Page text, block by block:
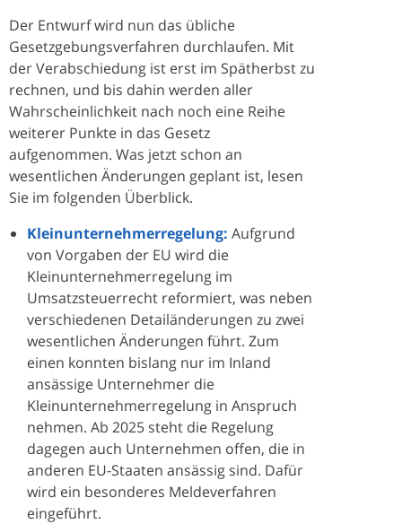
Der Entwurf wird nun das übliche
Gesetzgebungsverfahren durchlaufen. Mit
der Verabschiedung ist erst im Spätherbst zu
rechnen, und bis dahin werden aller
Wahrscheinlichkeit nach noch eine Reihe
weiterer Punkte in das Gesetz
aufgenommen. Was jetzt schon an
wesentlichen Änderungen geplant ist, lesen
Sie im folgenden Überblick.
Kleinunternehmerregelung: Aufgrund
von Vorgaben der EU wird die
Kleinunternehmerregelung im
Umsatzsteuerrecht reformiert, was neben
verschiedenen Detailänderungen zu zwei
wesentlichen Änderungen führt. Zum
einen konnten bislang nur im Inland
ansässige Unternehmer die
Kleinunternehmerregelung in Anspruch
nehmen. Ab 2025 steht die Regelung
dagegen auch Unternehmen offen, die in
anderen EU-Staaten ansässig sind. Dafür
wird ein besonderes Meldeverfahren
eingeführt.